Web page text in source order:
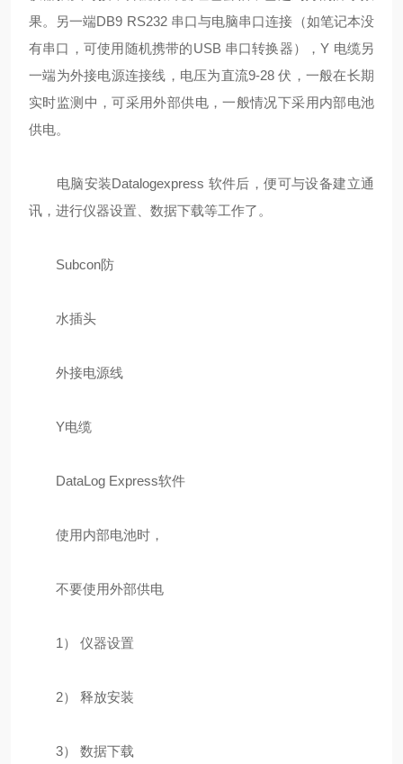
果。另一端DB9 RS232 串口与电脑串口连接（如笔记本没
有串口，可使用随机携带的USB 串口转换器），Y 电缆另
一端为外接电源连接线，电压为直流9-28 伏，一般在长期
实时监测中，可采用外部供电，一般情况下采用内部电池
供电。
电脑安装Datalogexpress 软件后，便可与设备建立通
讯，进行仪器设置、数据下载等工作了。
Subcon防
水插头
外接电源线
Y电缆
DataLog Express软件
使用内部电池时，
不要使用外部供电
1） 仪器设置
2） 释放安装
3） 数据下载